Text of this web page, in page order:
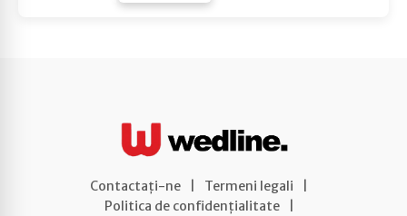
Contactați-ne Termeni legali
Politica de confidențialitate